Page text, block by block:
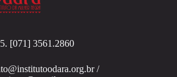
[071] 3561.2860
/